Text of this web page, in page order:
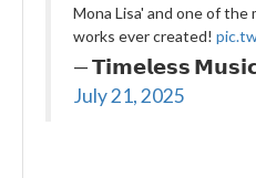
Mona Lisa' and one of
works ever created!
— 𝗧𝗶𝗺𝗲𝗹𝗲𝘀𝘀 𝗠𝘂𝘀𝗶𝗰
July 21, 2025